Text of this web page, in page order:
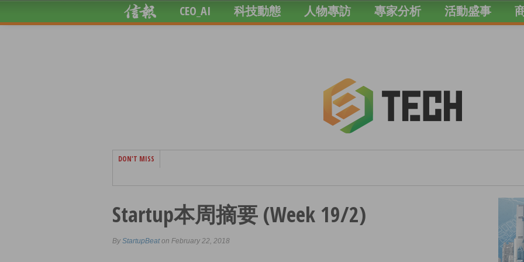
CEO_AI 科技動態 人物專訪 專家分析 活動盛事
DON'T MISS
Startup本周摘要 (Week 19/2)
By StartupBeaton February 22, 2018